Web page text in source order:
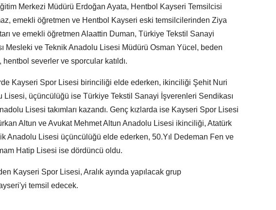
Merkezi Müdürü Erdoğan Ayata, Hentbol Kayseri Temsilcisi
emekli öğretmen ve Hentbol Kayseri eski temsilcilerinden Ziya
ve emekli öğretmen Alaattin Duman, Türkiye Tekstil Sanayi
Mesleki ve Teknik Anadolu Lisesi Müdürü Osman Yücel, beden
severler ve sporcular katıldı.
Kayseri Spor Lisesi birinciliği elde ederken, ikinciliği Şehit Nuri
Lisesi, üçüncülüğü ise Türkiye Tekstil Sanayi İşverenleri Sendikası
Lisesi takımları kazandı. Genç kızlarda ise Kayseri Spor Lisesi
Altun ve Avukat Mehmet Altun Anadolu Lisesi ikinciliği, Atatürk
Anadolu Lisesi üçüncülüğü elde ederken, 50.Yıl Dedeman Fen ve
Hatip Lisesi ise dördüncü oldu.
Kayseri Spor Lisesi, Aralık ayında yapılacak grup
temsil edecek.